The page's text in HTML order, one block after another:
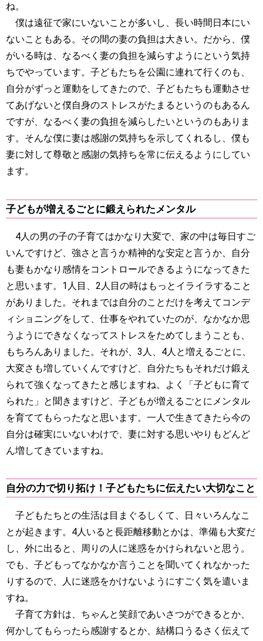
ね。
僕は遠征で家にいないことが多いし、長い時間日本にい
ないこともある。その間の妻の負担は大きい。だから、僕
がいる時は、なるべく妻の負担を減らすようにという気持
ちでやっています。子どもたちを公園に連れて行くのも、
自分がずっと運動をしてきたので、子どもたちも運動させ
てあげないと僕自身のストレスがたまるというのもあるん
ですが、なるべく妻の負担を減らしたいというのもありま
す。そんな僕に妻は感謝の気持ちを示してくれるし、僕も
妻に対して尊敬と感謝の気持ちを常に伝えるようにしてい
ます。
子どもが増えるごとに鍛えられたメンタル
4人の男の子の子育てはかなり大変で、家の中は毎日すご
いんですけど、強さと言うか精神的な安定と言うか、自分
も妻もかなり感情をコントロールできるようになってきた
と思います。1人目、2人目の時はもっとイライラすること
がありました。それまでは自分のことだけを考えてコンデ
ィショニングをして、仕事をやれていたのが、なかなか思
うようにできなくなってストレスをためてしまうことも、
もちろんありました。それが、3人、4人と増えるごとに、
大変さも増していくんですけど、自分たちもそれだけ鍛え
られて強くなってきたと感じますね。よく「子どもに育て
られた」と聞きますけど、子どもが増えるごとにメンタル
を育ててもらったなと思います。一人で生きてきたら今の
自分は確実にいないわけで、妻に対する思いやりもどんど
ん増してきていますね。
自分の力で切り拓け！子どもたちに伝えたい大切なこと
子どもたちとの生活は目まぐるしくて、日々いろんなこ
とが起きます。4人いると長距離移動とかは、準備も大変だ
し、外に出ると、周りの人に迷惑をかけられないと思う。
でも、子どもってなかなか言うことを聞いてくれなかった
りするので、人に迷惑をかけないようにすごく気を遣いま
すね。
子育て方針は、ちゃんと笑顔であいさつができるとか、
何かしてもらったら感謝するとか、結構口うるさく伝えて